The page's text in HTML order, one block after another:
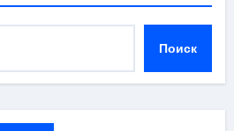
Поиск